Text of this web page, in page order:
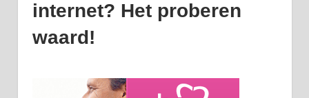
internet? Het proberen
waard!